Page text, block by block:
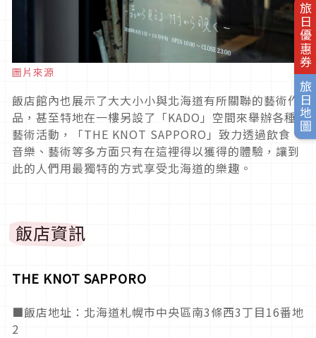
旅日優惠券
旅日地圖
圖片來源
飯店館內也展示了大大小小與北海道有所關聯的藝術作
品，甚至特地在一樓另設了「KADO」空間來舉辦各種
藝術活動，「THE KNOT SAPPORO」致力透過飲食、
音樂、藝術等多方面只有在這裡得以獲得的體驗，讓到
此的人們用最獨特的方式享受北海道的樂趣。
飯店資訊
THE KNOT SAPPORO
■飯店地址：北海道札幌市中央區南3條西3丁目16番地
2